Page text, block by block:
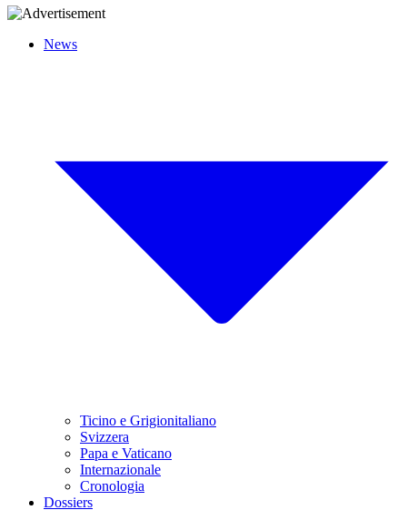
News
Ticino e Grigionitaliano
Svizzera
Papa e Vaticano
Internazionale
Cronologia
Dossiers